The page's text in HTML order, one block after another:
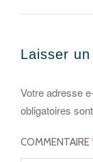
Laisser
Votre adresse
obligatoires
COMMENTAIRE